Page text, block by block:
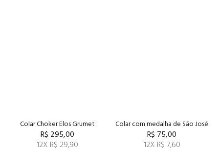
Colar Choker Elos Grumet
R$ 295,00
12X R$ 29,90
Colar com medalha de São José
R$ 75,00
12X R$ 7,60